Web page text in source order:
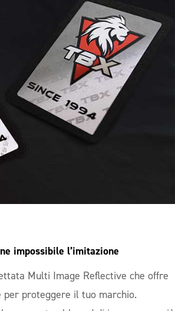
impossibile l’imitazione
Multi Image Reflective che offre
per proteggere il tuo marchio.